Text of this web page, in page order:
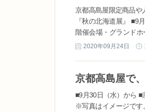
京都高島屋限定商品や
『秋の北海道展』 ■9
階催会場・グランド
します。「北海道展」
2020年09月24日
■9月30日（水）から ■
※写真はイメージです